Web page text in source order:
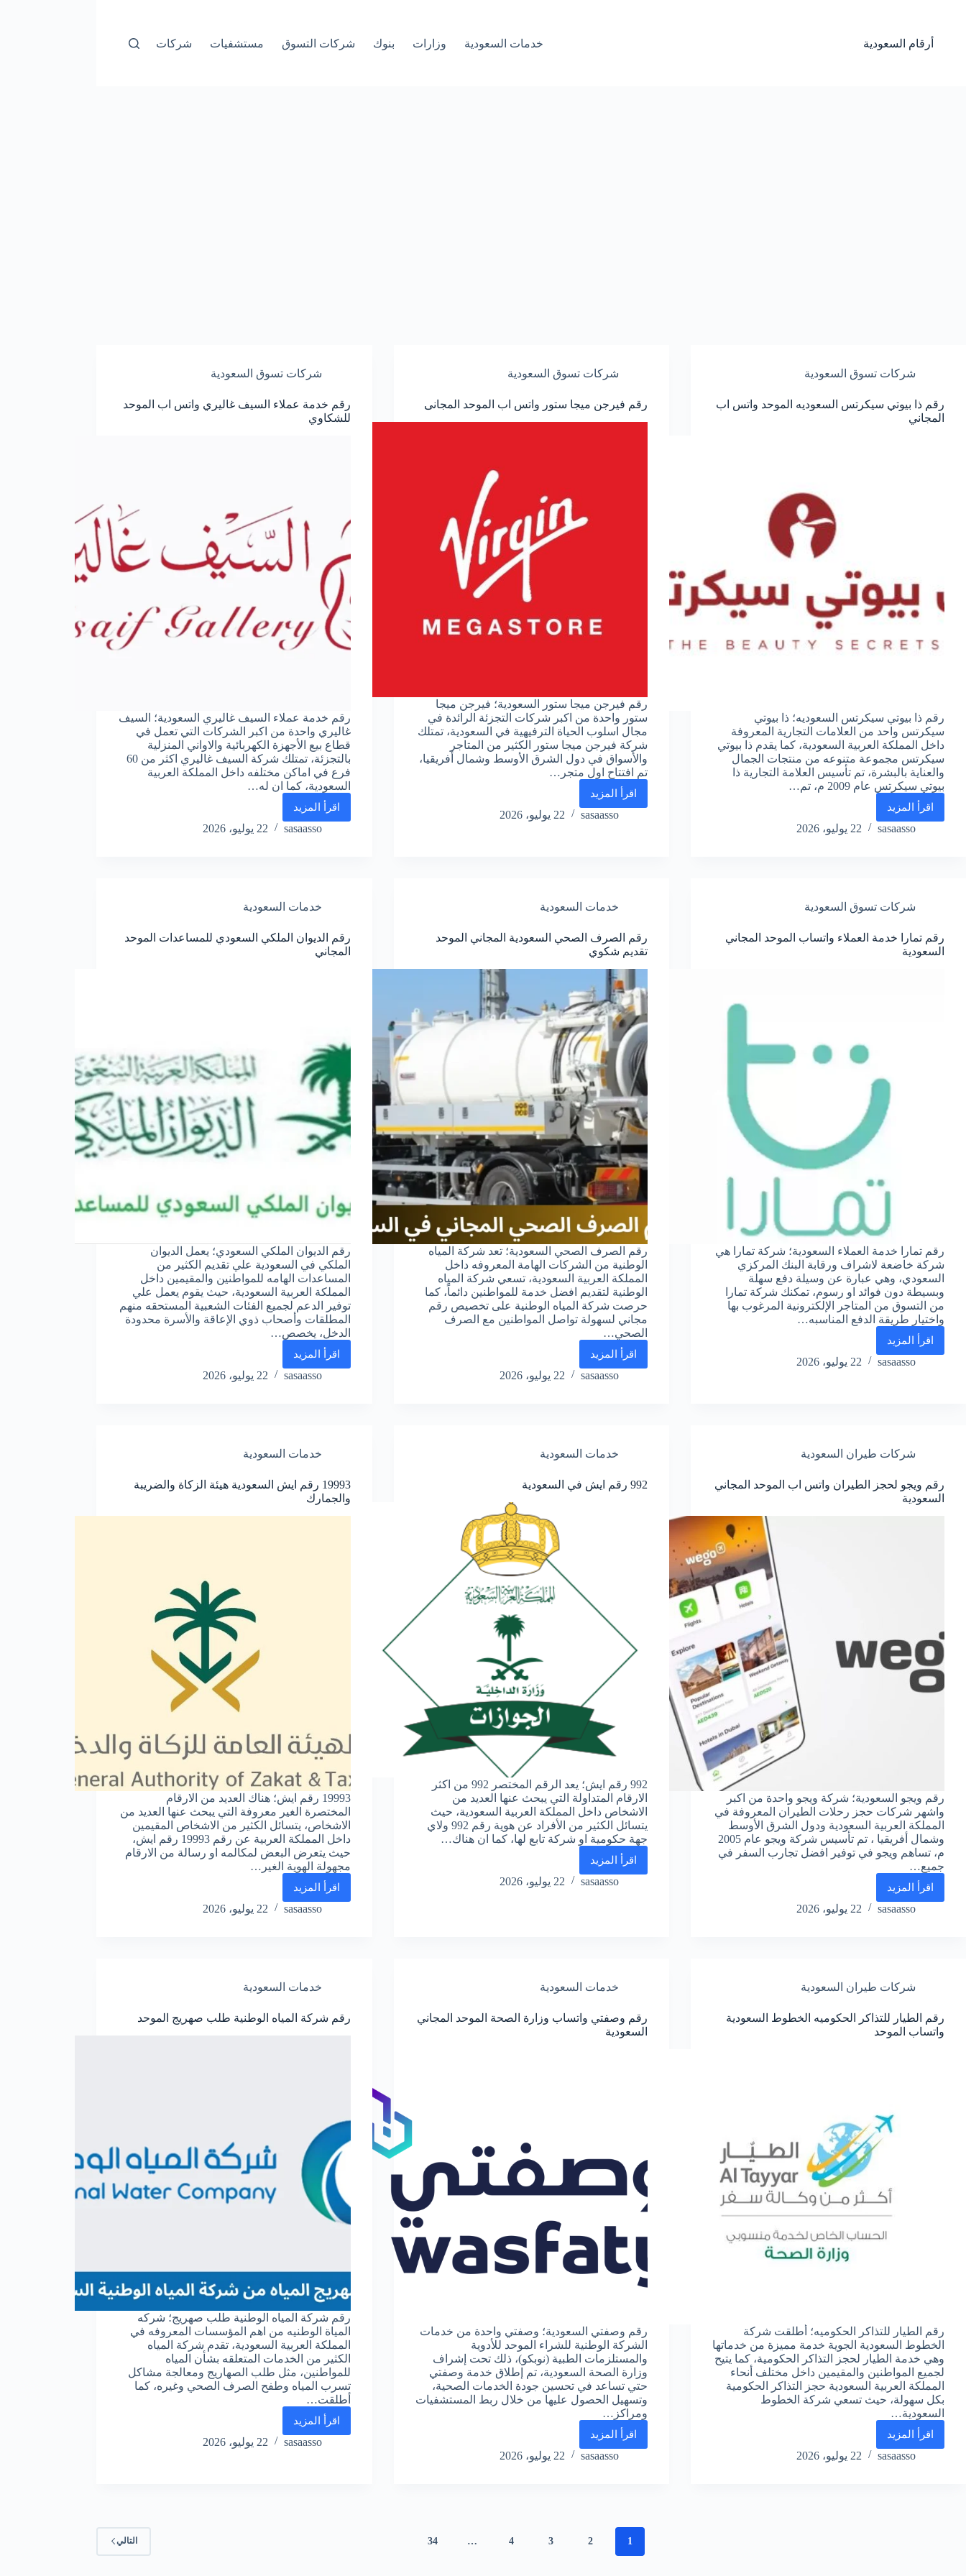
المحتوى
أرقام السعودية خدمات السعودية وزارات بنوك شركات التسوق مستشفيات شركات
شركات تسوق السعودية
رقم ذا بيوتي سيكرتس السعوديه الموحد واتس اب
المجاني
رقم ذا بيوتي سيكرتس السعوديه؛ ذا بيوتي
سيكرتس واحد من العلامات التجارية المعروفة
داخل المملكة العربية السعودية، كما يقدم ذا بيوتي
سيكرتس مجموعة متنوعه من منتجات الجمال
والعناية بالبشرة، تم تأسيس العلامة التجارية ذا
بيوتي سيكرتس عام 2009 م، تم…
اقرأ المزيد
رقم
ذا
اب
sasaasso 22 يوليو، 2026
شركات تسوق السعودية
رقم فيرجن ميجا ستور واتس اب الموحد المجانى
رقم فيرجن ميجا ستور السعودية؛ فيرجن ميجا
ستور واحدة من اكبر شركات التجزئة الرائدة في
مجال اسلوب الحياة الترفيهية في السعودية، تمتلك
شركة فيرجن ميجا ستور الكثير من المتاجر
والأسواق في دول الشرق الأوسط وشمال أفريقيا،
تم افتتاح اول متجر…
اقرأ المزيد
رقم
فيرجن
sasaasso 22 يوليو، 2026
شركات تسوق السعودية
رقم خدمة عملاء السيف غاليري واتس اب الموحد
للشكاوي
رقم خدمة عملاء السيف غاليري السعودية؛ السيف
غاليري واحدة من اكبر الشركات التي تعمل في
قطاع بيع الأجهزة الكهربائية والاواني المنزلية
بالتجزئة، تمتلك شركة السيف غاليري اكثر من 60
فرع في اماكن مختلفه داخل المملكة العربية
السعودية، كما ان له…
اقرأ المزيد
رقم
خدمة
الموحد
sasaasso 22 يوليو، 2026
شركات تسوق السعودية
رقم تمارا خدمة العملاء واتساب الموحد المجاني
السعودية
رقم تمارا خدمة العملاء السعودية؛ شركة تمارا هي
شركة خاضعة لاشراف ورقابة البنك المركزي
السعودي، وهي عبارة عن وسيلة دفع سهلة
وبسيطة دون فوائد او رسوم، تمكنك شركة تمارا
من التسوق من المتاجر الإلكترونية المرغوب بها
واختيار طريقة الدفع المناسبه…
اقرأ المزيد
رقم
تمارا
sasaasso 22 يوليو، 2026
خدمات السعودية
رقم الصرف الصحي السعودية المجاني الموحد
تقديم شكوي
رقم الصرف الصحي السعودية؛ تعد شركة المياه
الوطنية من الشركات الهامة المعروفه داخل
المملكة العربية السعودية، تسعي شركة المياه
الوطنية لتقديم افضل خدمة للمواطنين دائماً، كما
حرصت شركة المياه الوطنية على تخصيص رقم
مجاني لسهولة تواصل المواطنين مع الصرف
الصحي…
اقرأ المزيد
رقم
الصرف
شكوي
sasaasso 22 يوليو، 2026
خدمات السعودية
رقم الديوان الملكي السعودي للمساعدات الموحد
المجاني
رقم الديوان الملكي السعودي؛ يعمل الديوان
الملكي في السعودية علي تقديم الكثير من
المساعدات الهامه للمواطنين والمقيمين داخل
المملكة العربية السعودية، حيث يقوم يعمل علي
توفير الدعم لجميع الفئات الشعبية المستحقه منهم
المطلقات وأصحاب ذوي الإعاقة والأسرة محدودة
الدخل، يخصص…
اقرأ المزيد
رقم
الديوان
sasaasso 22 يوليو، 2026
شركات طيران السعودية
رقم ويجو لحجز الطيران واتس اب الموحد المجاني
السعودية
رقم ويجو السعودية؛ شركة ويجو واحدة من اكبر
واشهر شركات حجز رحلات الطيران المعروفة في
المملكة العربية السعودية ودول الشرق الأوسط
وشمال أفريقيا ، تم تأسيس شركة ويجو عام 2005
م، تساهم ويجو في توفير افضل تجارب السفر في
جميع…
اقرأ المزيد
رقم
ويجو
المجاني
sasaasso 22 يوليو، 2026
خدمات السعودية
992 رقم ايش في السعودية
992 رقم ايش؛ يعد الرقم المختصر 992 من اكثر
الارقام المتداولة التي يبحث عنها العديد من
الاشخاص داخل المملكة العربية السعودية، حيث
يتسائل الكثير من الأفراد عن هوية رقم 992 ولاي
جهة حكومية او شركة تابع لها، كما ان هناك…
اقرأ المزيد
992
رقم
sasaasso 22 يوليو، 2026
خدمات السعودية
19993 رقم ايش السعودية هيئة الزكاة والضريبة
والجمارك
19993 رقم ايش؛ هناك العديد من الارقام
المختصرة الغير معروفة التي يبحث عنها العديد من
الاشخاص، يتسائل الكثير من الاشخاص المقيمين
داخل المملكة العربية عن رقم 19993 رقم ايش،
حيث يتعرض البعض لمكالمه او رسالة من الارقام
مجهولة الهوية الغير…
اقرأ المزيد
19993
رقم
والجمارك
sasaasso 22 يوليو، 2026
شركات طيران السعودية
رقم الطيار للتذاكر الحكوميه الخطوط السعودية
واتساب الموحد
رقم الطيار للتذاكر الحكوميه؛ أطلقت شركة
الخطوط السعودية الجوية خدمة مميزة من خدماتها
وهي خدمة الطيار لحجز التذاكر الحكومية، كما يتيح
لجميع المواطنين والمقيمين داخل مختلف أنحاء
المملكة العربية السعودية حجز التذاكر الحكومية
بكل سهولة، حيث تسعي شركة الخطوط
السعودية…
اقرأ المزيد
رقم
الطيار
sasaasso 22 يوليو، 2026
خدمات السعودية
رقم وصفتي واتساب وزارة الصحة الموحد المجاني
السعودية
رقم وصفتي السعودية؛ وصفتي واحدة من خدمات
الشركة الوطنية للشراء الموحد للأدوية
والمستلزمات الطبية (نوبكو)، ذلك تحت إشراف
وزارة الصحة السعودية، تم إطلاق خدمة وصفتي
حتي تساعد في تحسين جودة الخدمات الصحية،
وتسهيل الحصول عليها من خلال ربط المستشفيات
ومراكز…
اقرأ المزيد
رقم
وصفتي
السعودية
sasaasso 22 يوليو، 2026
خدمات السعودية
رقم شركة المياه الوطنية طلب صهريج الموحد
رقم شركة المياه الوطنية طلب صهريج؛ شركه
المياة الوطنيه من اهم المؤسسات المعروفه في
المملكة العربية السعودية، تقدم شركة المياه
الكثير من الخدمات المتعلقه بشأن المياه
للمواطنين، مثل طلب الصهاريج ومعالجة مشاكل
تسرب المياه وطفح الصرف الصحي وغيره، كما
أطلقت…
اقرأ المزيد
رقم
شركة
sasaasso 22 يوليو، 2026
1
2
3
4
…
34 التالي